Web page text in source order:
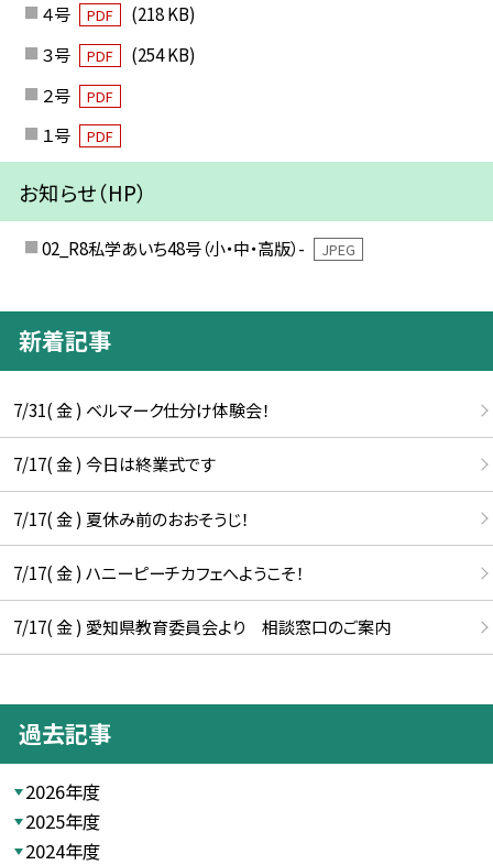
４号 PDF
(218 KB)
３号
PDF
(254 KB)
２号
PDF
１号 PDF
お知らせ（HP）
02_R8私学あいち48号（小・中・高版）- JPEG
新着記事
7/31( 金 ) ベルマーク仕分け体験会！
7/17( 金 ) 今日は終業式です
7/17( 金 ) 夏休み前のおおそうじ！
7/17( 金 ) ハニーピーチカフェへようこそ！
7/17( 金 ) 愛知県教育委員会より 相談窓口のご案内
過去記事
2026年度
2025年度
2024年度